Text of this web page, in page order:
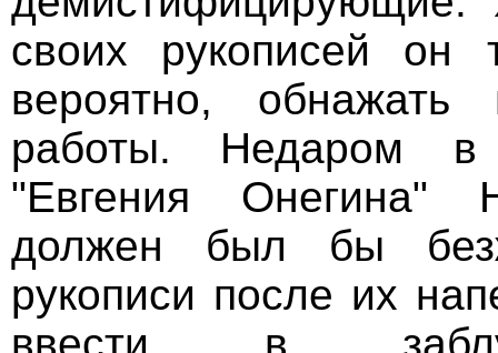
своих рукописей он
вероятно, обнажать
работы. Недаром в
"Евгения Онегина"
должен был бы
рукописи после их